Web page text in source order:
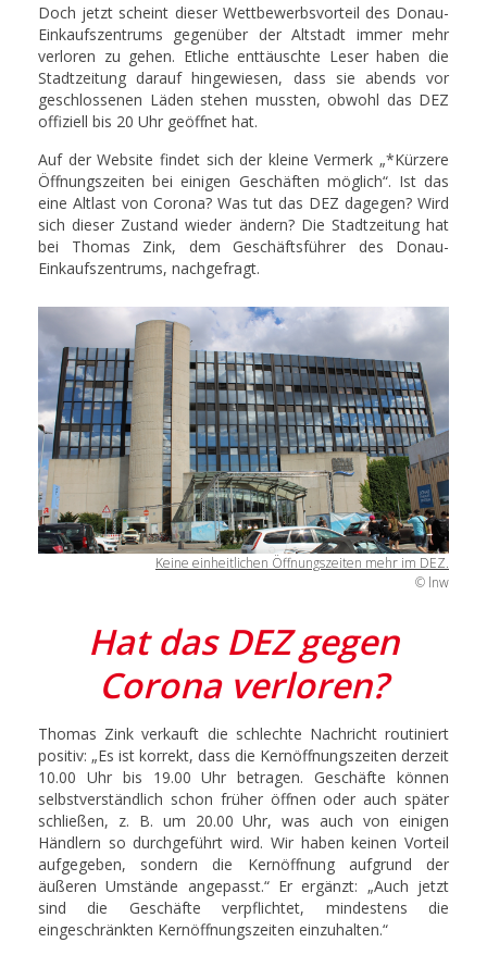
Doch jetzt scheint dieser Wettbewerbsvorteil des Donau-
Einkaufszentrums gegenüber der Altstadt immer mehr
verloren zu gehen. Etliche enttäuschte Leser haben die
Stadtzeitung darauf hingewiesen, dass sie abends vor
geschlossenen Läden stehen mussten, obwohl das DEZ
offiziell bis 20 Uhr geöffnet hat.
Auf der Website findet sich der kleine Vermerk „*Kürzere
Öffnungszeiten bei einigen Geschäften möglich“. Ist das
eine Altlast von Corona? Was tut das DEZ dagegen? Wird
sich dieser Zustand wieder ändern? Die Stadtzeitung hat
bei Thomas Zink, dem Geschäftsführer des Donau-
Einkaufszentrums, nachgefragt.
Keine einheitlichen Öffnungszeiten mehr im DEZ.
© lnw
Hat das DEZ gegen
Corona verloren?
Thomas Zink verkauft die schlechte Nachricht routiniert
positiv: „Es ist korrekt, dass die Kernöffnungszeiten derzeit
10.00 Uhr bis 19.00 Uhr betragen. Geschäfte können
selbstverständlich schon früher öffnen oder auch später
schließen, z. B. um 20.00 Uhr, was auch von einigen
Händlern so durchgeführt wird. Wir haben keinen Vorteil
aufgegeben, sondern die Kernöffnung aufgrund der
äußeren Umstände angepasst.“ Er ergänzt: „Auch jetzt
sind die Geschäfte verpflichtet, mindestens die
eingeschränkten Kernöffnungszeiten einzuhalten.“